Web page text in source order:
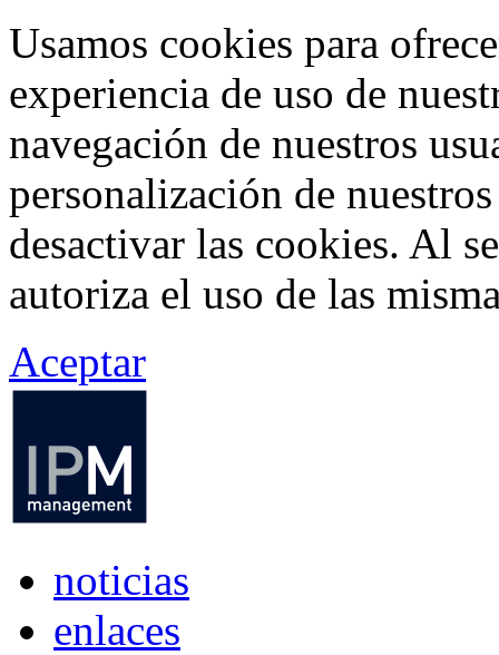
Usamos cookies para
experiencia de uso de
navegación de nuestros
personalización de
desactivar las cookies. Al
autoriza el uso de las
Aceptar
noticias
enlaces